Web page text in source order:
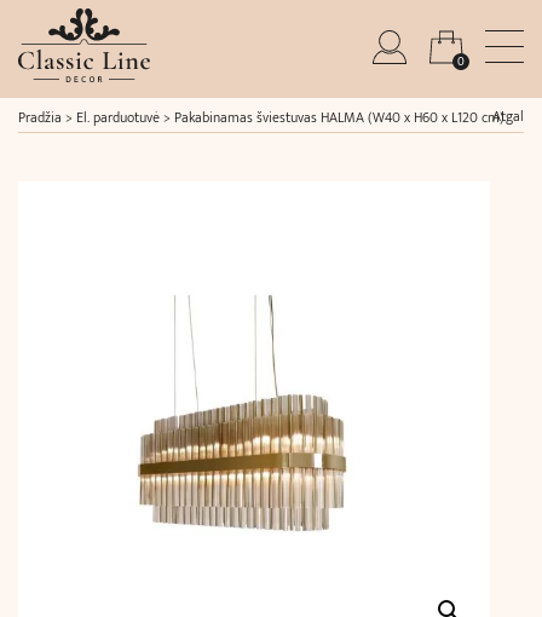
0
Pradžia > El. parduotuvė> Pakabinamas šviestuvas HALMA (W40 x H60 x L120 cm)Atgal